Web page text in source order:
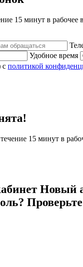
15 минут в
Удобное время
с политикой
15 минут в
Новый
Проверьте